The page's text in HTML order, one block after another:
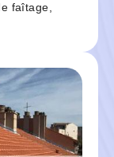
faîtage,